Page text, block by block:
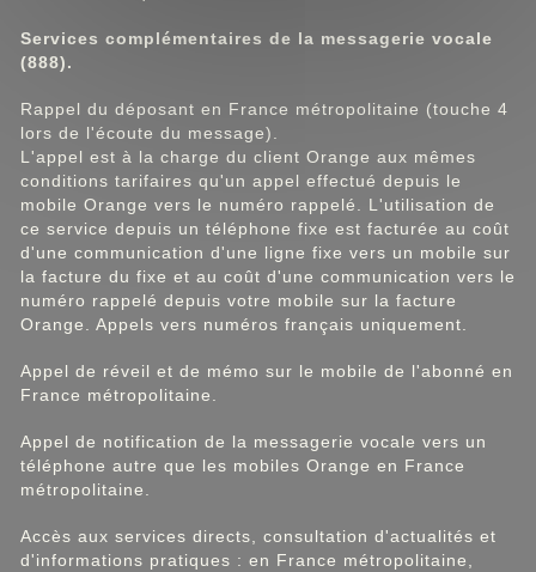
Services complémentaires de la messagerie vocale
(888).
Rappel du déposant en France métropolitaine (touche 4
lors de l'écoute du message).
L'appel est à la charge du client Orange aux mêmes
conditions tarifaires qu'un appel effectué depuis le
mobile Orange vers le numéro rappelé. L'utilisation de
ce service depuis un téléphone fixe est facturée au coût
d'une communication d'une ligne fixe vers un mobile sur
la facture du fixe et au coût d'une communication vers le
numéro rappelé depuis votre mobile sur la facture
Orange. Appels vers numéros français uniquement.
Appel de réveil et de mémo sur le mobile de l'abonné en
France métropolitaine.
Appel de notification de la messagerie vocale vers un
téléphone autre que les mobiles Orange en France
métropolitaine.
Accès aux services directs, consultation d'actualités et
d'informations pratiques : en France métropolitaine,